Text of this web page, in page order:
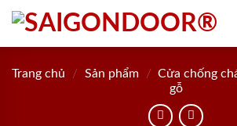
Skip
content
Trang chủ / Sản phẩm / Cửa chống
gỗ